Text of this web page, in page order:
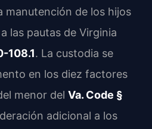
manutención de los hijos
las pautas de Virginia
108.1. La custodia se
en los diez factores
menor del Va. Code §
adicional a los